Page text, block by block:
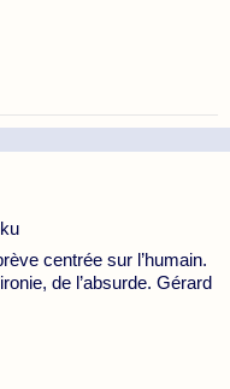
centrée sur l’humain.
de l’absurde. Gérard